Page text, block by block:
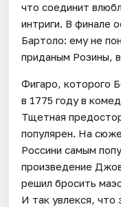
что соединит
интриги. В финале
Бартоло: ему не
приданым Розины,
Фигаро, которого
в 1775 году в
Тщетная
популярен. На
Россини самым
произведение
решил бросить
И так увлекся, что